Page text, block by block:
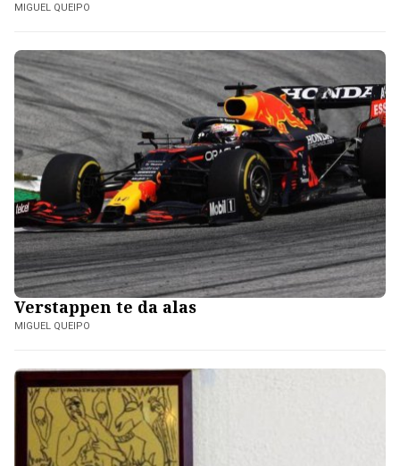
MIGUEL QUEIPO
Verstappen te da alas
MIGUEL QUEIPO